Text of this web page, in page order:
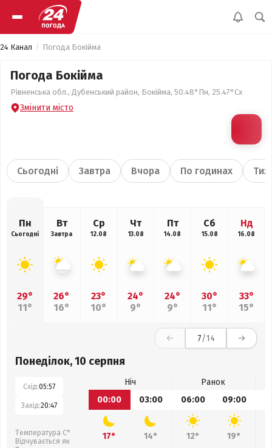
24 Канал Погода Бокійма
Погода Бокійма
Рівненська обл., Дубенський район, Бокійма, 50.48°Пн, 25.47°Сх
Змінити місто
Сьогодні Завтра Вчора По годинах
Пн
Сьогодні
29°
11°
Вт
Завтра
26°
16°
Ср
12.08
23°
10°
Чт
13.08
24°
9°
Пт
14.08
24°
9°
Сб
15.08
30°
11°
Нд
16.08
33°
15°
7/14
Понеділок, 10 серпня
Схід:05:57
Захід:20:47
Температура С°
Відчувається як
Ніч
Ранок
00:00
03:00 06:00 09:00
17° 14° 12° 19°